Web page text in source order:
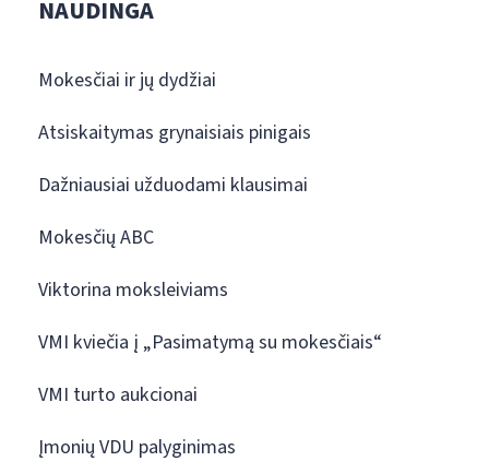
NAUDINGA
Mokesčiai ir jų dydžiai
Atsiskaitymas grynaisiais pinigais
Dažniausiai užduodami klausimai
Mokesčių ABC
Viktorina moksleiviams
VMI kviečia į „Pasimatymą su mokesčiais“
VMI turto aukcionai
Įmonių VDU palyginimas